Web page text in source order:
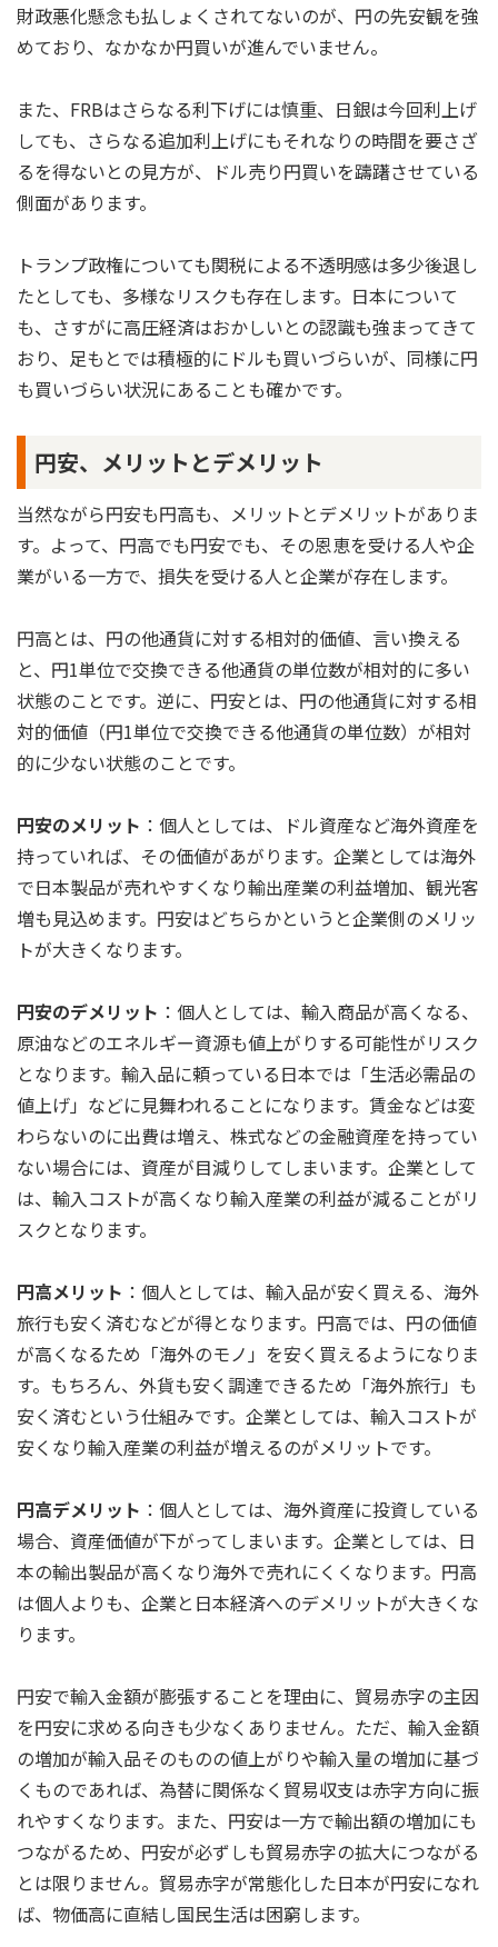
財政悪化懸念も払しょくされてないのが、円の先安観を強
めており、なかなか円買いが進んでいません。
また、FRBはさらなる利下げには慎重、日銀は今回利上げ
しても、さらなる追加利上げにもそれなりの時間を要さざ
るを得ないとの見方が、ドル売り円買いを躊躇させている
側面があります。
トランプ政権についても関税による不透明感は多少後退し
たとしても、多様なリスクも存在します。日本について
も、さすがに高圧経済はおかしいとの認識も強まってきて
おり、足もとでは積極的にドルも買いづらいが、同様に円
も買いづらい状況にあることも確かです。
円安、メリットとデメリット
当然ながら円安も円高も、メリットとデメリットがありま
す。よって、円高でも円安でも、その恩恵を受ける人や企
業がいる一方で、損失を受ける人と企業が存在します。
円高とは、円の他通貨に対する相対的価値、言い換える
と、円1単位で交換できる他通貨の単位数が相対的に多い
状態のことです。逆に、円安とは、円の他通貨に対する相
対的価値（円1単位で交換できる他通貨の単位数）が相対
的に少ない状態のことです。
円安のメリット ：個人としては、ドル資産など海外資産を
持っていれば、その価値があがります。企業としては海外
で日本製品が売れやすくなり輸出産業の利益増加、観光客
増も見込めます。円安はどちらかというと企業側のメリッ
トが大きくなります。
円安のデメリット ：個人としては、輸入商品が高くなる、
原油などのエネルギー資源も値上がりする可能性がリスク
となります。輸入品に頼っている日本では「生活必需品の
値上げ」などに見舞われることになります。賃金などは変
わらないのに出費は増え、株式などの金融資産を持ってい
ない場合には、資産が目減りしてしまいます。企業として
は、輸入コストが高くなり輸入産業の利益が減ることがリ
スクとなります。
円高メリット ：個人としては、輸入品が安く買える、海外
旅行も安く済むなどが得となります。円高では、円の価値
が高くなるため「海外のモノ」を安く買えるようになりま
す。もちろん、外貨も安く調達できるため「海外旅行」も
安く済むという仕組みです。企業としては、輸入コストが
安くなり輸入産業の利益が増えるのがメリットです。
円高デメリット ：個人としては、海外資産に投資している
場合、資産価値が下がってしまいます。企業としては、日
本の輸出製品が高くなり海外で売れにくくなります。円高
は個人よりも、企業と日本経済へのデメリットが大きくな
ります。
円安で輸入金額が膨張することを理由に、貿易赤字の主因
を円安に求める向きも少なくありません。ただ、輸入金額
の増加が輸入品そのものの値上がりや輸入量の増加に基づ
くものであれば、為替に関係なく貿易収支は赤字方向に振
れやすくなります。また、円安は一方で輸出額の増加にも
つながるため、円安が必ずしも貿易赤字の拡大につながる
とは限りません。貿易赤字が常態化した日本が円安になれ
ば、物価高に直結し国民生活は困窮します。